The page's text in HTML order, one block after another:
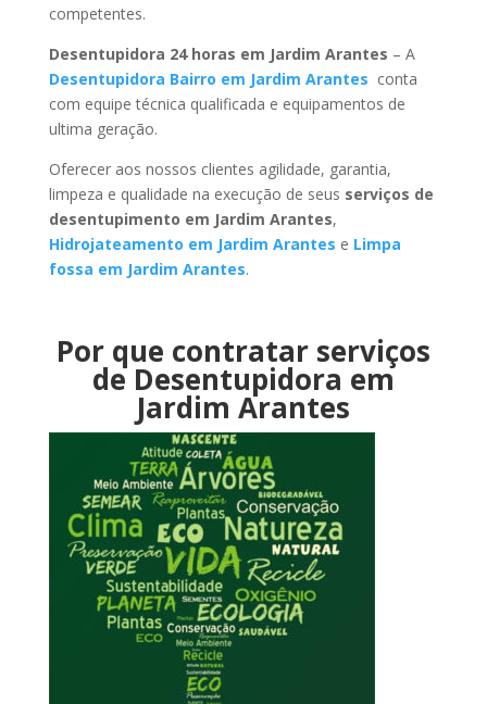
competentes.
Desentupidora 24 horas em Jardim Arantes – A
Desentupidora Bairro em Jardim Arantes conta
com equipe técnica qualificada e equipamentos de
ultima geração.
Oferecer aos nossos clientes agilidade, garantia,
limpeza e qualidade na execução de seus serviços de
desentupimento em Jardim Arantes,
Hidrojateamento em Jardim Arantes e Limpa
fossa em Jardim Arantes.
Por que contratar serviços
de Desentupidora em
Jardim Arantes